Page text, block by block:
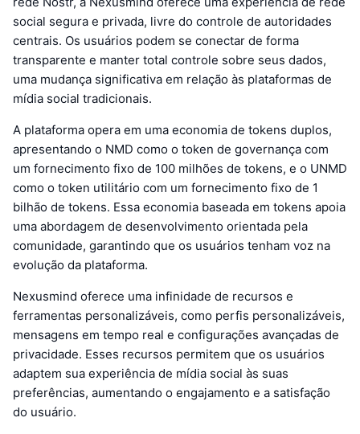
social segura e privada, livre do controle de autoridades
centrais. Os usuários podem se conectar de forma
transparente e manter total controle sobre seus dados,
uma mudança significativa em relação às plataformas de
mídia social tradicionais.
A plataforma opera em uma economia de tokens duplos,
apresentando o NMD como o token de governança com
um fornecimento fixo de 100 milhões de tokens, e o UNMD
como o token utilitário com um fornecimento fixo de 1
bilhão de tokens. Essa economia baseada em tokens apoia
uma abordagem de desenvolvimento orientada pela
comunidade, garantindo que os usuários tenham voz na
evolução da plataforma.
Nexusmind oferece uma infinidade de recursos e
ferramentas personalizáveis, como perfis personalizáveis,
mensagens em tempo real e configurações avançadas de
privacidade. Esses recursos permitem que os usuários
adaptem sua experiência de mídia social às suas
preferências, aumentando o engajamento e a satisfação
do usuário.